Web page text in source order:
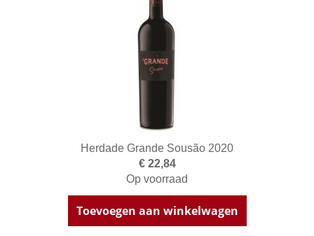
Herdade Grande Sousão 2020
€ 22,84
Op voorraad
Toevoegen aan winkelwagen